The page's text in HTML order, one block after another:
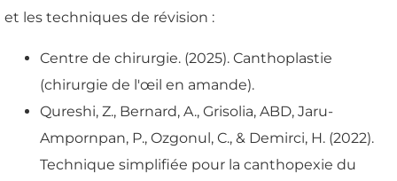
et les techniques de révision :
Centre de chirurgie. (2025). Canthoplastie
(chirurgie de l'œil en amande).
Qureshi, Z., Bernard, A., Grisolia, ABD, Jaru-
Ampornpan, P., Ozgonul, C., & Demirci, H. (2022).
Technique simplifiée pour la canthopexie du